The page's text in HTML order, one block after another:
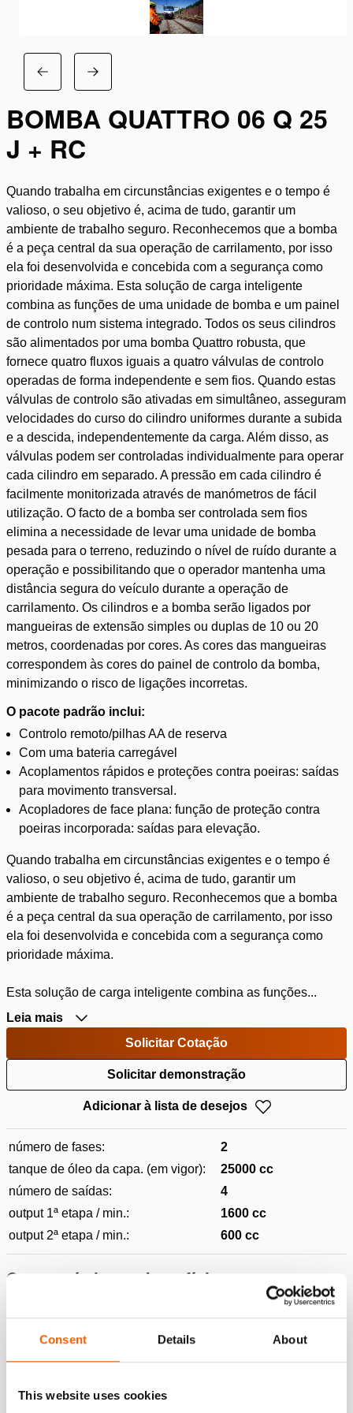
Consent Details About
This website uses cookies
BOMBA QUATTRO 06 Q 25
J + RC
Quando trabalha em circunstâncias exigentes e o tempo é
valioso, o seu objetivo é, acima de tudo, garantir um
ambiente de trabalho seguro. Reconhecemos que a bomba
é a peça central da sua operação de carrilamento, por isso
ela foi desenvolvida e concebida com a segurança como
prioridade máxima. Esta solução de carga inteligente
combina as funções de uma unidade de bomba e um painel
de controlo num sistema integrado. Todos os seus cilindros
são alimentados por uma bomba Quattro robusta, que
fornece quatro fluxos iguais a quatro válvulas de controlo
operadas de forma independente e sem fios. Quando estas
válvulas de controlo são ativadas em simultâneo, asseguram
velocidades do curso do cilindro uniformes durante a subida
e a descida, independentemente da carga. Além disso, as
válvulas podem ser controladas individualmente para operar
cada cilindro em separado. A pressão em cada cilindro é
facilmente monitorizada através de manómetros de fácil
utilização. O facto de a bomba ser controlada sem fios
elimina a necessidade de levar uma unidade de bomba
pesada para o terreno, reduzindo o nível de ruído durante a
operação e possibilitando que o operador mantenha uma
distância segura do veículo durante a operação de
carrilamento. Os cilindros e a bomba serão ligados por
mangueiras de extensão simples ou duplas de 10 ou 20
metros, coordenadas por cores. As cores das mangueiras
correspondem às cores do painel de controlo da bomba,
minimizando o risco de ligações incorretas.
O pacote padrão inclui:
Controlo remoto/pilhas AA de reserva
Com uma bateria carregável
Acoplamentos rápidos e proteções contra poeiras: saídas
para movimento transversal.
Acopladores de face plana: função de proteção contra
poeiras incorporada: saídas para elevação.
Quando trabalha em circunstâncias exigentes e o tempo é
valioso, o seu objetivo é, acima de tudo, garantir um
ambiente de trabalho seguro. Reconhecemos que a bomba
é a peça central da sua operação de carrilamento, por isso
ela foi desenvolvida e concebida com a segurança como
prioridade máxima.
Esta solução de carga inteligente combina as funções...
Leia mais
Solicitar Cotação
Solicitar demonstração
Adicionar à lista de desejos
número de fases:
2
tanque de óleo da capa. (em vigor):
25000 cc
número de saídas:
4
output 1ª etapa / min.:
1600 cc
output 2ª etapa / min.:
600 cc
Características e benefícios
Combinação de uma unidade de bomba e um painel de
Mostrar tudo